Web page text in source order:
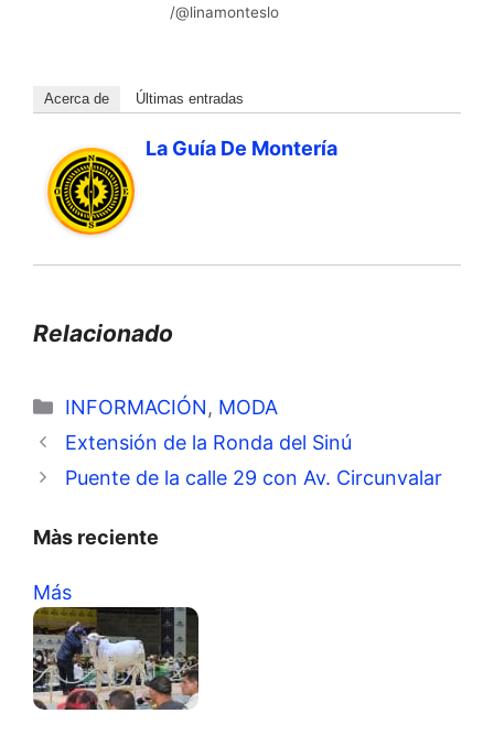
/@linamonteslo
Acerca de Últimas entradas
La Guía De Montería
Relacionado
Categorías
INFORMACIÓN, MODA
Extensión de la Ronda del Sinú
Puente de la calle 29 con Av. Circunvalar
Màs reciente
Más